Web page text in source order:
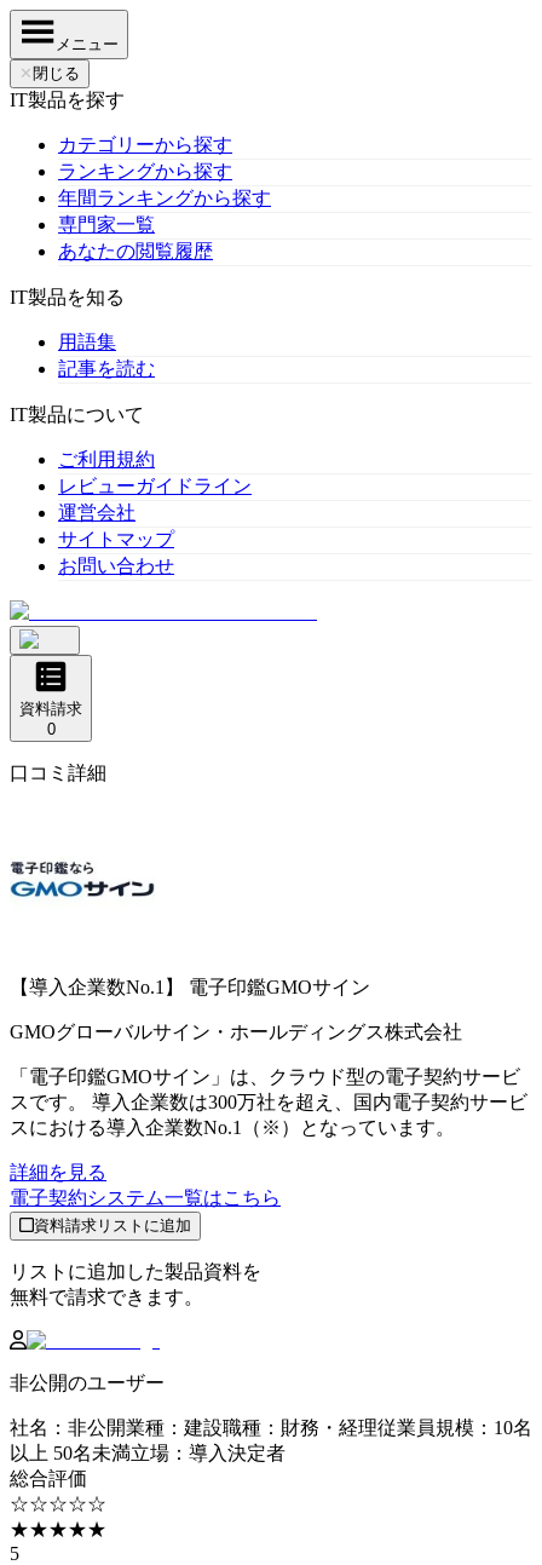
メニュー
✕ 閉じる
IT製品を探す
カテゴリーから探す
ランキングから探す
年間ランキングから探す
専門家一覧
あなたの閲覧履歴
IT製品を知る
用語集
記事を読む
IT製品について
ご利用規約
レビューガイドライン
運営会社
サイトマップ
お問い合わせ
資料請求
0
口コミ詳細
【導入企業数No.1】 電子印鑑GMOサイン
GMOグローバルサイン・ホールディングス株式会社
「電子印鑑GMOサイン」は、クラウド型の電子契約サービ
スです。 導入企業数は300万社を超え、国内電子契約サービ
スにおける導入企業数No.1（※）となっています。
詳細を見る
電子契約システム一覧はこちら
資料請求リストに追加
リストに追加した製品資料を
無料で請求できます。
非公開のユーザー
社名 ： 非公開業種 ： 建設職種 ： 財務・経理従業員規模 ： 10名
以上 50名未満立場 ： 導入決定者
総合評価
☆☆☆☆☆
★★★★★
5